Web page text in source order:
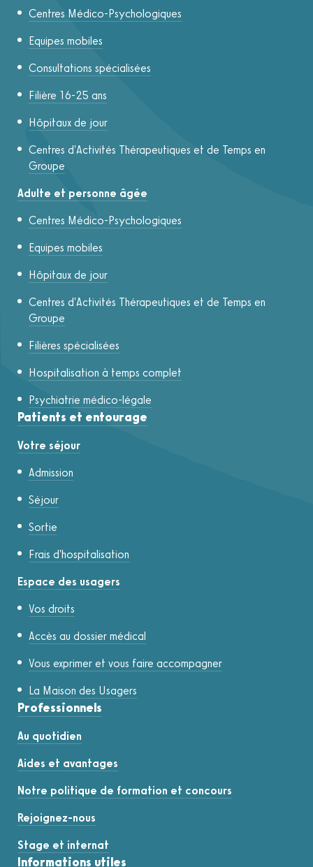
Centres Médico-Psychologiques
Equipes mobiles
Consultations spécialisées
Filière 16-25 ans
Hôpitaux de jour
Centres d'Activités Thérapeutiques et de Temps en
Groupe
Adulte et personne âgée
Centres Médico-Psychologiques
Equipes mobiles
Hôpitaux de jour
Centres d'Activités Thérapeutiques et de Temps en
Groupe
Filières spécialisées
Hospitalisation à temps complet
Psychiatrie médico-légale
Patients et entourage
Votre séjour
Admission
Séjour
Sortie
Frais d'hospitalisation
Espace des usagers
Vos droits
Accès au dossier médical
Vous exprimer et vous faire accompagner
La Maison des Usagers
Professionnels
Au quotidien
Aides et avantages
Notre politique de formation et concours
Rejoignez-nous
Stage et internat
Informations utiles